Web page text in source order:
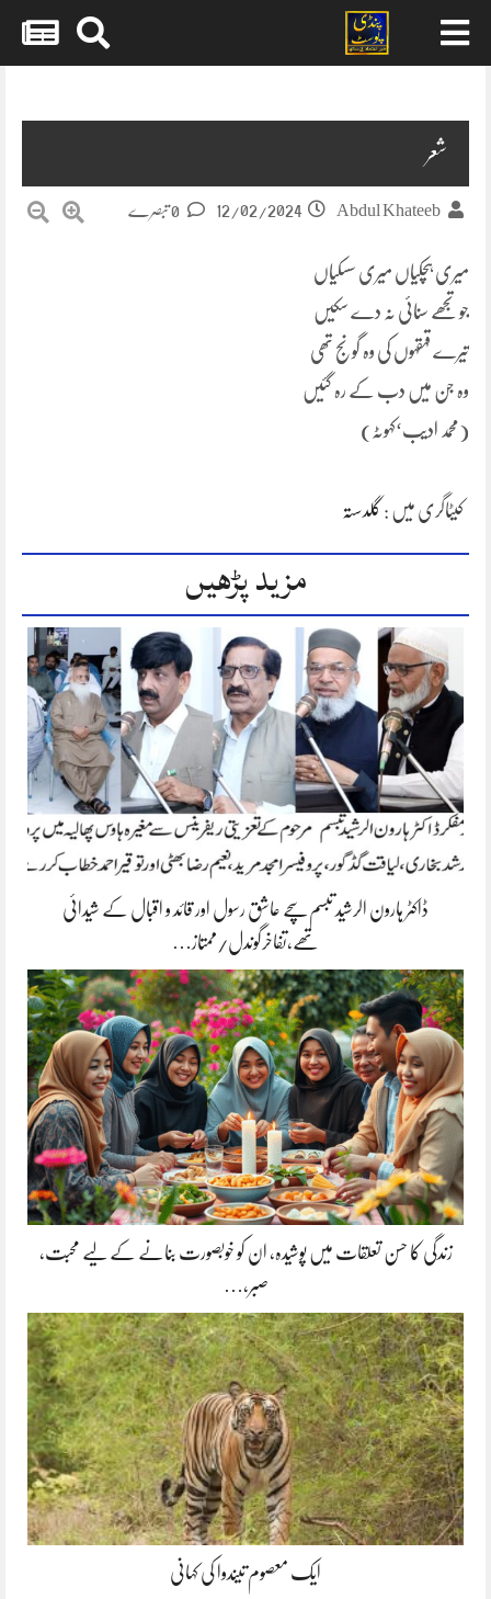
شعر
Abdul Khateeb
12/02/2024
میری ہچکیاں میری سسکیاں
جو تجھے سنائی نہ دے سکیں
تیرے قہقہوں کی وہ گونج تھی
وہ جن میں دب کے رہ گئیں
(محمد ادیب‘کہوٹہ)
کیٹاگری میں : گلدستہ
مزید پڑھیں
ڈاکٹر ہارون الرشید تبسم سچے عاشق رسول اور قائد و اقبال کے شیدائی
تھے،تفاخرگوندل/ممتاز…
زندگی کا حسن تعلقات میں پوشیدہ, ان کو خوبصورت بنانے کے لیے محبت،
صبر،…
ایک معصوم تیندوا کی کہانی